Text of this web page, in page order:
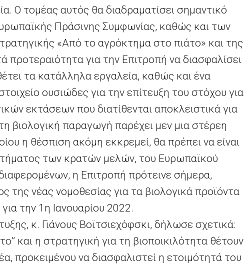
Ο τομέας αυτός θα διαδραματίσει σημαντικό
Πράσινης Συμφωνίας, καθώς και των
«Από το αγρόκτημα στο πιάτο» και της
προτεραιότητα για την Επιτροπή να διασφαλίσει
τα κατάλληλα εργαλεία, καθώς και ένα
ουσιώδες για την επίτευξη του στόχου για
εκτάσεων που διατίθενται αποκλειστικά για
βιολογική παραγωγή παρέχει μεν μια στέρεη
η θέσπιση ακόμη εκκρεμεί, θα πρέπει να είναι
των κρατών μελών, του Ευρωπαϊκού
η Επιτροπή πρότεινε σήμερα,
της νέας νομοθεσίας για τα βιολογικά προϊόντα
την 1η Ιανουαρίου 2022.
κ. Γιάνους Βοϊτσιεχόφσκι, δήλωσε σχετικά:
και η στρατηγική για τη βιοποικιλότητα θέτουν
προκειμένου να διασφαλιστεί η ετοιμότητά του